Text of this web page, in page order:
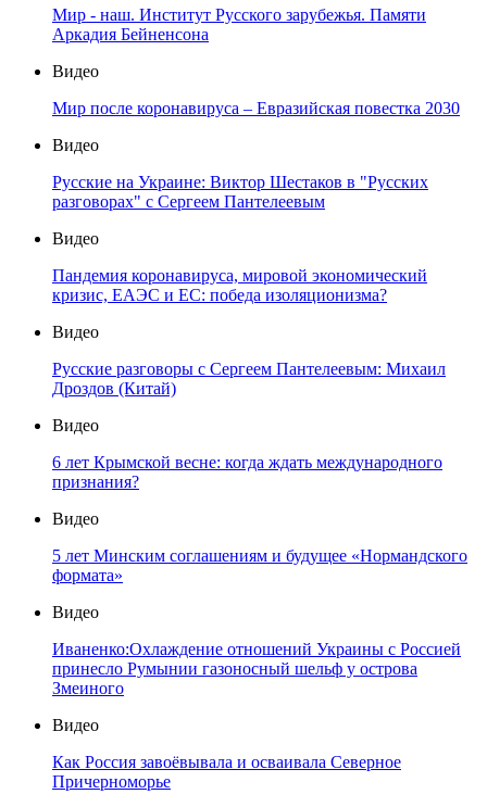
Мир - наш. Институт Русского зарубежья. Памяти
Аркадия Бейненсона
Видео
Мир после коронавируса – Евразийская повестка 2030
Видео
Русские на Украине: Виктор Шестаков в "Русских
разговорах" с Сергеем Пантелеевым
Видео
Пандемия коронавируса, мировой экономический
кризис, ЕАЭС и ЕС: победа изоляционизма?
Видео
Русские разговоры с Сергеем Пантелеевым: Михаил
Дроздов (Китай)
Видео
6 лет Крымской весне: когда ждать международного
признания?
Видео
5 лет Минским соглашениям и будущее «Нормандского
формата»
Видео
Иваненко:Охлаждение отношений Украины с Россией
принесло Румынии газоносный шельф у острова
Змеиного
Видео
Как Россия завоёвывала и осваивала Северное
Причерноморье